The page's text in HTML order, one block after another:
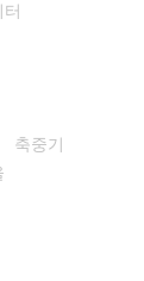
터
축중기